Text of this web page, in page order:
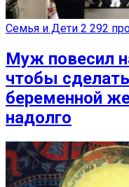
Семья и Дети 2 292
Муж повесил
чтобы
беременной
надолго